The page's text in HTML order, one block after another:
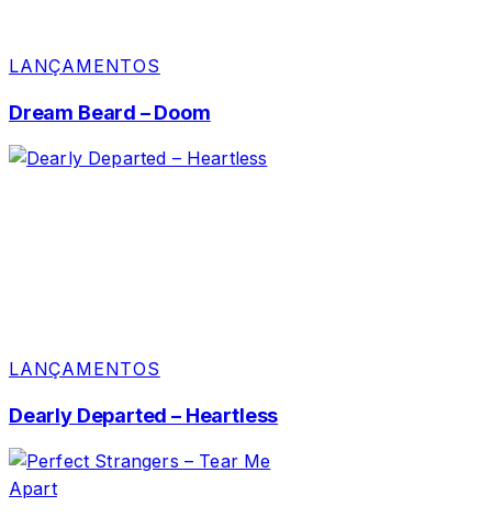
LANÇAMENTOS
Dream Beard – Doom
LANÇAMENTOS
Dearly Departed – Heartless